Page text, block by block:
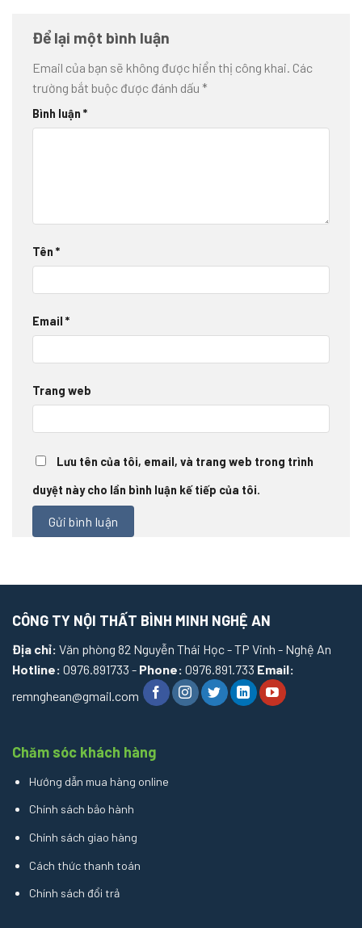
Để lại một bình luận
Email của bạn sẽ không được hiển thị công khai. Các
trường bắt buộc được đánh dấu *
Bình luận *
Tên *
Email *
Trang web
Lưu tên của tôi, email, và trang web trong trình
duyệt này cho lần bình luận kế tiếp của tôi.
CÔNG TY NỘI THẤT BÌNH MINH NGHỆ AN
Địa chỉ: Văn phòng 82 Nguyễn Thái Học - TP Vinh - Nghệ An
Hotline: 0976.891733 - Phone: 0976.891.733 Email:
remnghean@gmail.com
Chăm sóc khách hàng
Hướng dẫn mua hàng online
Chính sách bảo hành
Chính sách giao hàng
Cách thức thanh toán
Chính sách đổi trả